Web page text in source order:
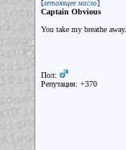
[летающее масло]
Captain Obvious
You take my breathe away..
Пол:
Репутация: +370